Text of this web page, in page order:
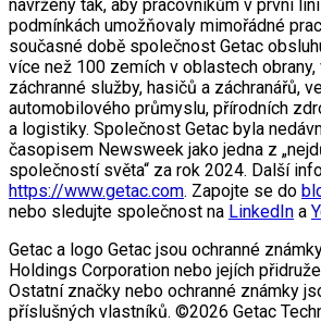
navrženy tak, aby pracovníkům v první
podmínkách umožňovaly mimořádné
současné době společnost Getac
více než 100 zemích v oblastech
záchranné služby, hasičů a záchranářů,
automobilového průmyslu, přírodních
a logistiky. Společnost Getac byla
časopisem Newsweek jako jedna z
společností světa“ za rok 2024. Další
https://www.getac.com. Zapojte se do
nebo sledujte společnost na LinkedIn a
Getac a logo Getac jsou ochranné
Holdings Corporation nebo jejích
Ostatní značky nebo ochranné známky
příslušných vlastníků. ©2026 Getac